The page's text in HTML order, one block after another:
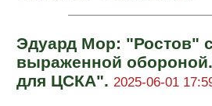
Эдуард Мор: "Ростов"
выраженной
для ЦСКА". 2025-06-01